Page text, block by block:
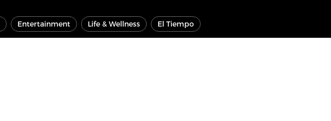
Entertainment Life & Wellness El Tiempo